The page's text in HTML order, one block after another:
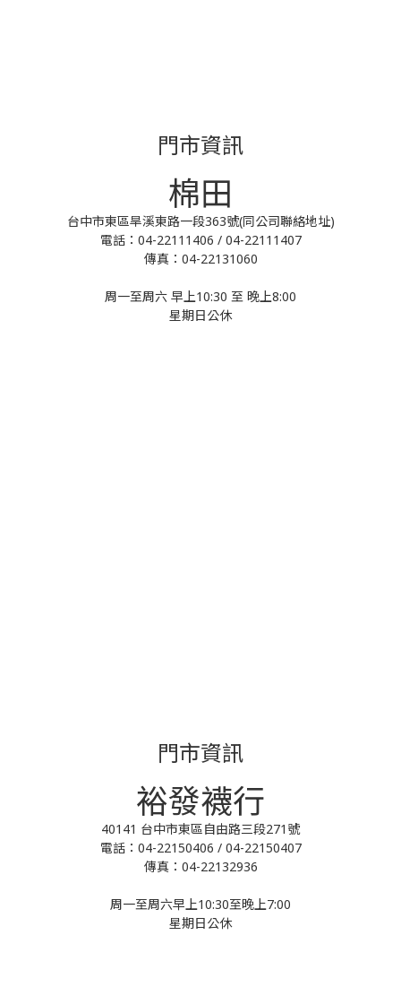
門市資訊
棉田
台中市東區旱溪東路一段363號(同公司聯絡地址)
電話：04-22111406 / 04-22111407
傳真：04-22131060
周一至周六 早上10:30 至 晚上8:00
星期日公休
門市資訊
裕發襪行
40141 台中市東區自由路三段271號
電話：04-22150406 / 04-22150407
傳真：04-22132936
周一至周六早上10:30至晚上7:00
星期日公休